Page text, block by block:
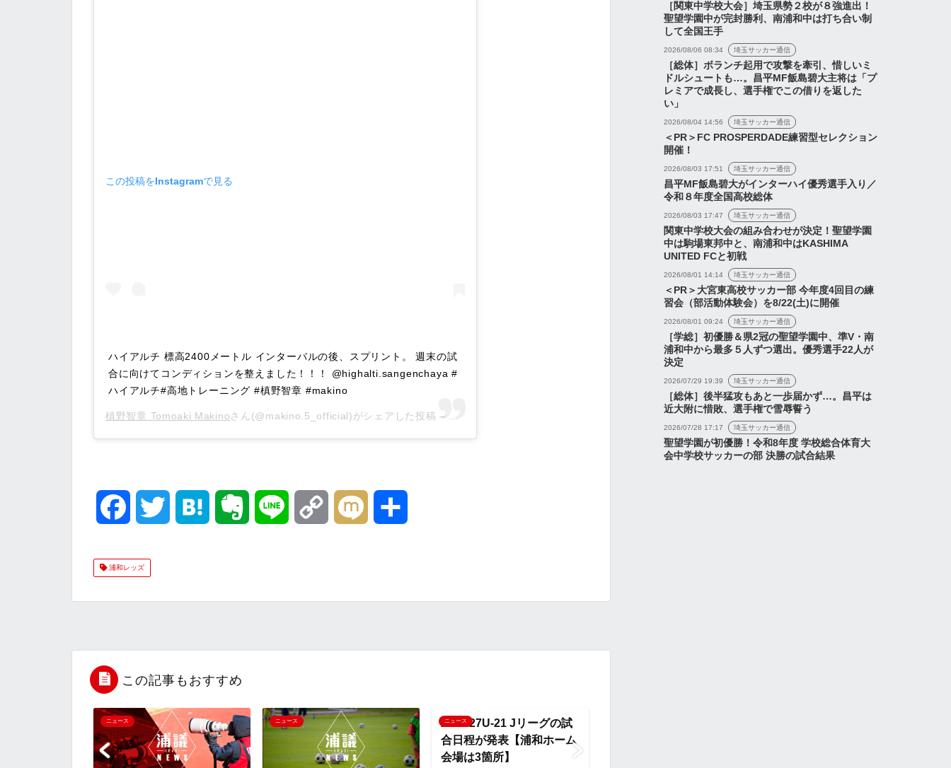
この投稿をInstagramで見る
ハイアルチ 標高2400メートル インターバルの後、スプリント。 週末の試
合に向けてコンディションを整えました！！！ @highalti.sangenchaya #
ハイアルチ#高地トレーニング #槙野智章 #makino
槙野智章 Tomoaki Makinoさん(@makino.5_official)がシェアした投稿 –
c
o
o
k
e
r
a
t
e
n
k
浦和レッズ
この記事もおすすめ
ニュース ニュース ニュース
2026/27U-21 Jリーグの試
合日程が発表【浦和ホーム
会場は3箇所】
［関東中学校大会］埼玉県勢２校が８強進出！
聖望学園中が完封勝利、南浦和中は打ち合い制
して全国王手
2026/08/06 08:34 埼玉サッカー通信
［総体］ボランチ起用で攻撃を牽引、惜しいミ
ドルシュートも…。昌平MF飯島碧大主将は「プ
レミアで成長し、選手権でこの借りを返した
い」
2026/08/04 14:56 埼玉サッカー通信
＜PR＞FC PROSPERDADE練習型セレクション
開催！
2026/08/03 17:51 埼玉サッカー通信
昌平MF飯島碧大がインターハイ優秀選手入り／
令和８年度全国高校総体
2026/08/03 17:47 埼玉サッカー通信
関東中学校大会の組み合わせが決定！聖望学園
中は駒場東邦中と、南浦和中はKASHIMA
UNITED FCと初戦
2026/08/01 14:14 埼玉サッカー通信
＜PR＞大宮東高校サッカー部 今年度4回目の練
習会（部活動体験会）を8/22(土)に開催
2026/08/01 09:24 埼玉サッカー通信
［学総］初優勝＆県2冠の聖望学園中、準V・南
浦和中から最多５人ずつ選出。優秀選手22人が
決定
2026/07/29 19:39 埼玉サッカー通信
［総体］後半猛攻もあと一歩届かず…。昌平は
近大附に惜敗、選手権で雪辱誓う
2026/07/28 17:17 埼玉サッカー通信
聖望学園が初優勝！令和8年度 学校総合体育大
会中学校サッカーの部 決勝の試合結果